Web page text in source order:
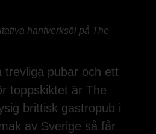
hantverksöl på The
trevliga pubar och ett
toppskiktet är The
brittisk gastropub i
av Sverige så får